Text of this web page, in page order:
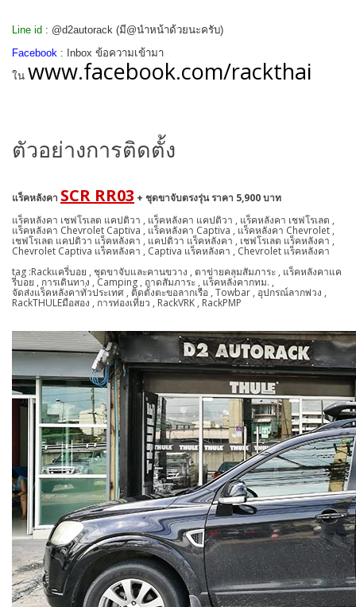
Line id : @d2autorack (มี@นำหน้าด้วยนะครับ)
Facebook : Inbox ข้อความเข้ามา
ใน www.facebook.com/rackthai
ตัวอย่างการติดตั้ง
แร็คหลังคา SCR RR03 + ชุดขาจับตรงรุ่น ราคา 5,900 บาท
แร็คหลังคา เชฟโรเลต แคปติวา , แร็คหลังคา แคปติวา , แร็คหลังคา เชฟโรเลต ,
แร็คหลังคา Chevrolet Captiva , แร็คหลังคา Captiva , แร็คหลังคา Chevrolet ,
เชฟโรเลต แคปติวา แร็คหลังคา , แคปติวา แร็คหลังคา , เชฟโรเลต แร็คหลังคา ,
Chevrolet Captiva แร็คหลังคา , Captiva แร็คหลังคา , Chevrolet แร็คหลังคา
tag :Rackแครี่บอย , ชุดขาจับและคานขวาง , ตาข่ายคลุมสัมภาระ , แร็คหลังคาแค
รี่บอย , การเดินทาง , Camping , ถาดสัมภาระ , แร็คหลังคากทม. ,
จัดส่งแร็คหลังคาทั่วประเทศ , ติดตั้งตะขอลากเรือ , Towbar , อุปกรณ์ลากพ่วง ,
RackTHULEมือสอง , การท่องเที่ยว , RackVRK , RackPMP